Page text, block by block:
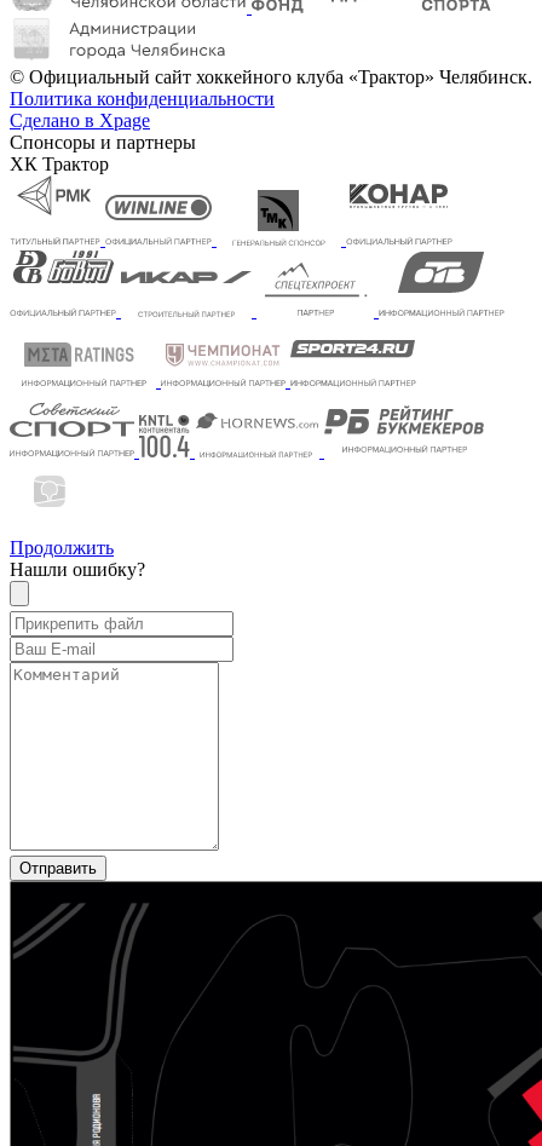
© Официальный сайт хоккейного клуба «Трактор» Челябинск.
Политика конфиденциальности
Сделано в Xpage
Спонсоры и партнеры
ХК Трактор
Продолжить
Нашли ошибку?